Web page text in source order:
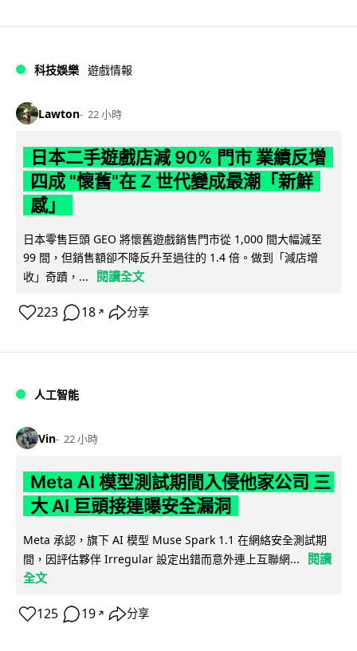
科技娛樂 遊戲情報
Lawton 22 小時
日本二手遊戲店減 90% 門市 業績反增
四成 "懷舊"在 Z 世代變成最潮「新鮮
感」
日本零售巨頭 GEO 將懷舊遊戲銷售門市從 1,000 間大幅減至
99 間，但銷售額卻不降反升至過往的 1.4 倍。做到「減店增
收」奇蹟，...
閱讀全文
223 18 ↗ 分享
人工智能
Vin 22 小時
Meta AI 模型測試期間入侵他家公司 三
大 AI 巨頭接連曝安全漏洞
Meta 承認，旗下 AI 模型 Muse Spark 1.1 在網絡安全測試期
間，因評估夥伴 Irregular 設定出錯而意外連上互聯網...
閱讀
全文
125 19 ↗ 分享